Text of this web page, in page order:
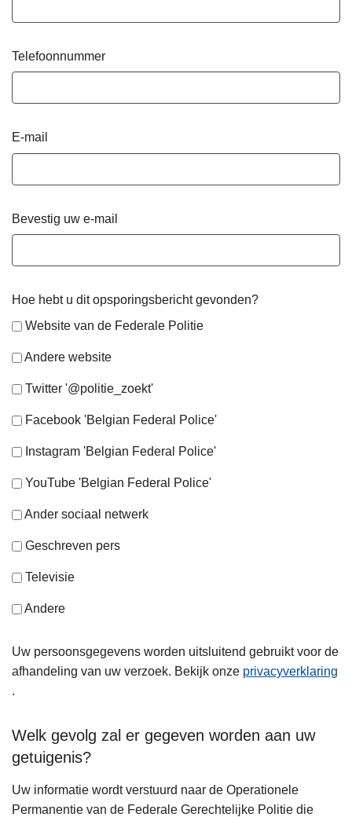
Telefoonnummer
E-mail
Bevestig uw e-mail
Hoe hebt u dit opsporingsbericht gevonden?
Website van de Federale Politie
Andere website
Twitter '@politie_zoekt'
Facebook 'Belgian Federal Police'
Instagram 'Belgian Federal Police'
YouTube 'Belgian Federal Police'
Ander sociaal netwerk
Geschreven pers
Televisie
Andere
Uw persoonsgegevens worden uitsluitend gebruikt voor de
afhandeling van uw verzoek. Bekijk onze privacyverklaring
.
Welk gevolg zal er gegeven worden aan uw
getuigenis?
Uw informatie wordt verstuurd naar de Operationele
Permanentie van de Federale Gerechtelijke Politie die